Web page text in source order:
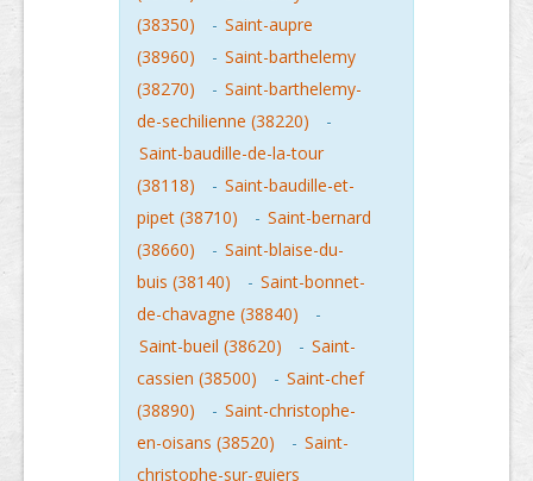
(38350)
- Saint-aupre
(38960)
- Saint-barthelemy
(38270)
- Saint-barthelemy-
de-sechilienne (38220)
-
Saint-baudille-de-la-tour
(38118)
- Saint-baudille-et-
pipet (38710)
- Saint-bernard
(38660)
- Saint-blaise-du-
buis (38140)
- Saint-bonnet-
de-chavagne (38840)
-
Saint-bueil (38620)
- Saint-
cassien (38500)
- Saint-chef
(38890)
- Saint-christophe-
en-oisans (38520)
- Saint-
christophe-sur-guiers